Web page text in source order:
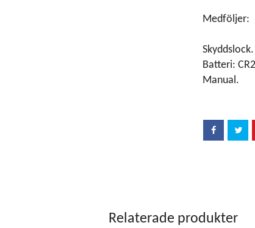
Medföljer:
Skyddslock.
Batteri:
Manual.
Relaterade produkter